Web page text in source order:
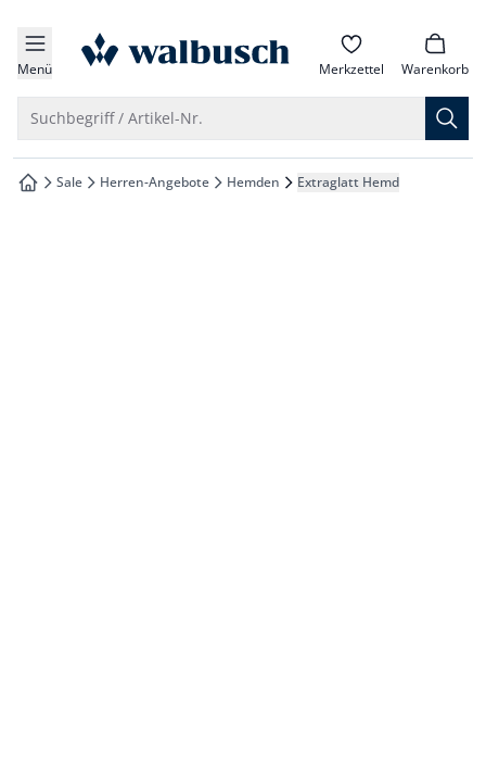
springen
springen
springen
springen
Menü zur Startseite Merkzettel Warenkorb
Suchbegriff / Artikel-Nr.
zur Startseite
Sale Herren-Angebote Hemden Extraglatt Hemd